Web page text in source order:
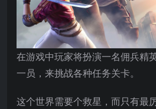
在游戏中玩家将扮演一名佣兵精
一员，来挑战各种任务关卡。
这个世界需要个救星，而只有最